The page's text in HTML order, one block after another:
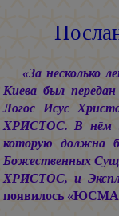
«За
Киева был
Логос Исус
ХРИСТОС. В нём
которую должна
Божественных
ХРИСТОС, и
появилось